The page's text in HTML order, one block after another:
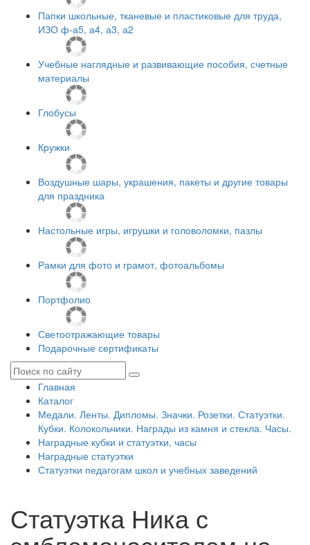
Папки школьные, тканевые и пластиковые для труда,
ИЗО ф-а5, а4, а3, а2
Учебные наглядные и развивающие пособия, счетные
материалы
Глобусы
Кружки
Воздушные шары, украшения, пакеты и другие товары
для праздника
Настольные игры, игрушки и головоломки, пазлы
Рамки для фото и грамот, фотоальбомы
Портфолио
Светоотражающие товары
Подарочные сертификаты
Главная
Каталог
Медали. Ленты. Дипломы. Значки. Розетки. Статуэтки.
Кубки. Колокольчики. Награды из камня и стекла. Часы.
Наградные кубки и статуэтки, часы
Наградные статуэтки
Статуэтки педагогам школ и учебных заведений
Статуэтка Ника с